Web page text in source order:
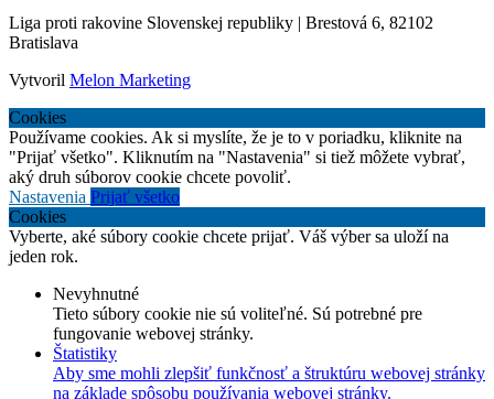
Liga proti rakovine Slovenskej republiky | Brestová 6, 82102
Bratislava
Vytvoril Melon Marketing
Cookies
Používame cookies. Ak si myslíte, že je to v poriadku, kliknite na
"Prijať všetko". Kliknutím na "Nastavenia" si tiež môžete vybrať,
aký druh súborov cookie chcete povoliť.
Nastavenia Prijať všetko
Cookies
Vyberte, aké súbory cookie chcete prijať. Váš výber sa uloží na
jeden rok.
Nevyhnutné
Tieto súbory cookie nie sú voliteľné. Sú potrebné pre
fungovanie webovej stránky.
Štatistiky
Aby sme mohli zlepšiť funkčnosť a štruktúru webovej stránky
na základe spôsobu používania webovej stránky.